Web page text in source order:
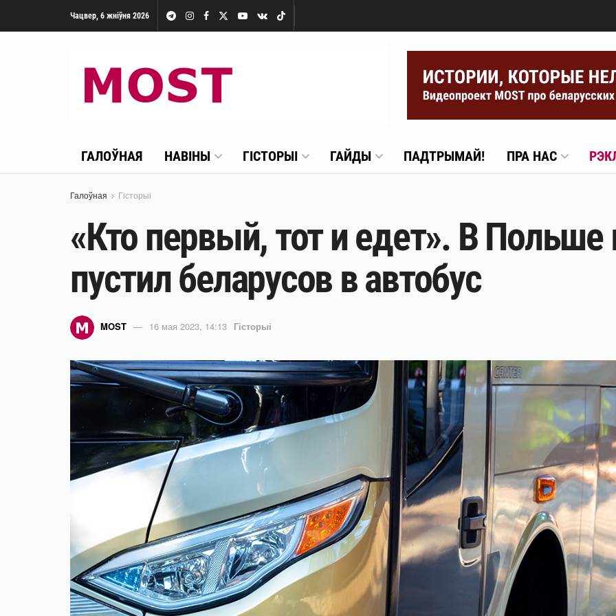
Чацвер, 6 жніўня 2026
ГАЛОЎНАЯ НАВІНЫ ГІСТОРЫІ ГАЙДЫ ПАДТРЫМАЙ! ПРА НАС
Галоўная Гісторыі
«Кто первый, тот и едет». В Польше
пустил беларусов в автобус
MOST 16 мая 2023, 14:13 Гісторыі